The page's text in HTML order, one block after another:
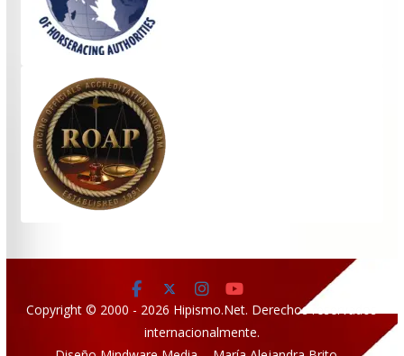
Copyright © 2000 - 2026 Hipismo.Net. Derechos reservados
internacionalmente.